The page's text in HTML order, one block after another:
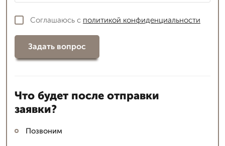
Соглашаюсь с политикой конфиденциальности
Задать вопрос
Что будет после отправки
заявки?
Позвоним